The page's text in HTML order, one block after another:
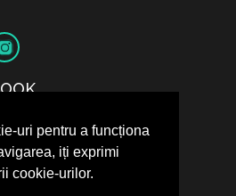
uri pentru a funcționa
iți exprimi
cookie-urilor.